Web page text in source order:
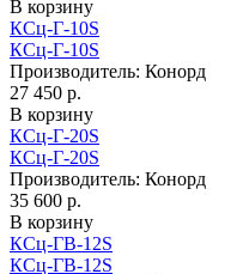
В корзину
КСц-Г-10S
КСц-Г-10S
Производитель: Конорд
27 450 р.
В корзину
КСц-Г-20S
КСц-Г-20S
Производитель: Конорд
35 600 р.
В корзину
КСц-ГВ-12S
КСц-ГВ-12S